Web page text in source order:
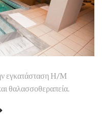
εγκατάσταση Η/Μ
θαλασσοθεραπεία.